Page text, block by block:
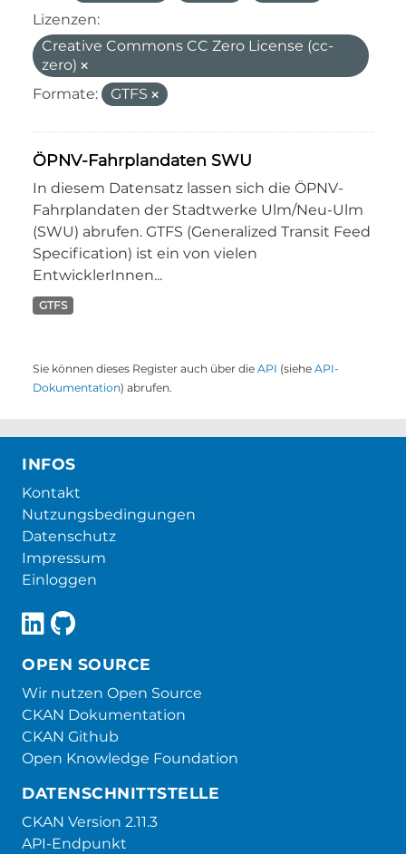
Lizenzen:
Creative Commons CC Zero License (cc-
zero)
Formate:
GTFS
ÖPNV-Fahrplandaten SWU
In diesem Datensatz lassen sich die ÖPNV-
Fahrplandaten der Stadtwerke Ulm/Neu-Ulm
(SWU) abrufen. GTFS (Generalized Transit Feed
Specification) ist ein von vielen
EntwicklerInnen...
GTFS
Sie können dieses Register auch über die API (siehe API-
Dokumentation) abrufen.
INFOS
Kontakt
Nutzungsbedingungen
Datenschutz
Impressum
Einloggen
OPEN SOURCE
Wir nutzen Open Source
CKAN Dokumentation
CKAN Github
Open Knowledge Foundation
DATENSCHNITTSTELLE
CKAN Version 2.11.3
API-Endpunkt